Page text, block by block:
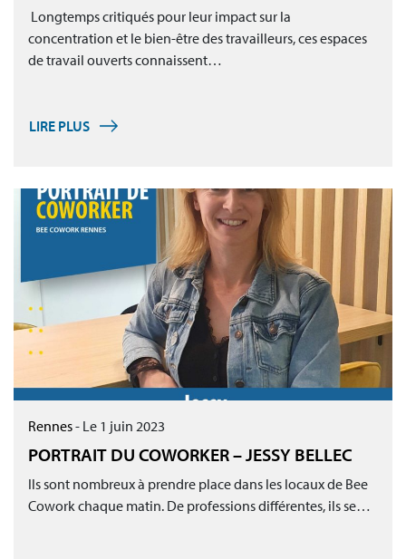
Longtemps critiqués pour leur impact sur la
concentration et le bien-être des travailleurs, ces espaces
de travail ouverts connaissent…
LIRE PLUS
Rennes- Le 1 juin 2023
PORTRAIT DU COWORKER – JESSY BELLEC
Ils sont nombreux à prendre place dans les locaux de Bee
Cowork chaque matin. De professions différentes, ils se…